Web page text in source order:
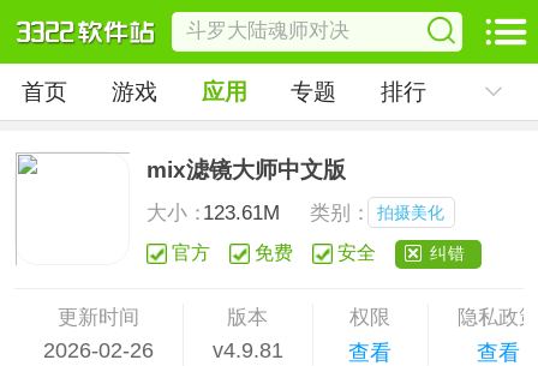
首页 游戏 应用 专题 排行
mix滤镜大师中文版
大小：123.61M 类别： 拍摄美化
官方 免费 安全 纠错
更新时间
2026-02-26
版本
v4.9.81
权限
查看
隐私政
查看